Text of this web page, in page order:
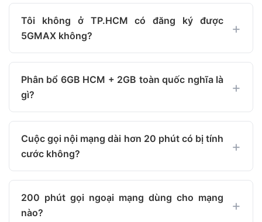
Tôi không ở TP.HCM có đăng ký được
5GMAX không?
Phân bổ 6GB HCM + 2GB toàn quốc nghĩa là
gì?
Cuộc gọi nội mạng dài hơn 20 phút có bị tính
cước không?
200 phút gọi ngoại mạng dùng cho mạng
nào?